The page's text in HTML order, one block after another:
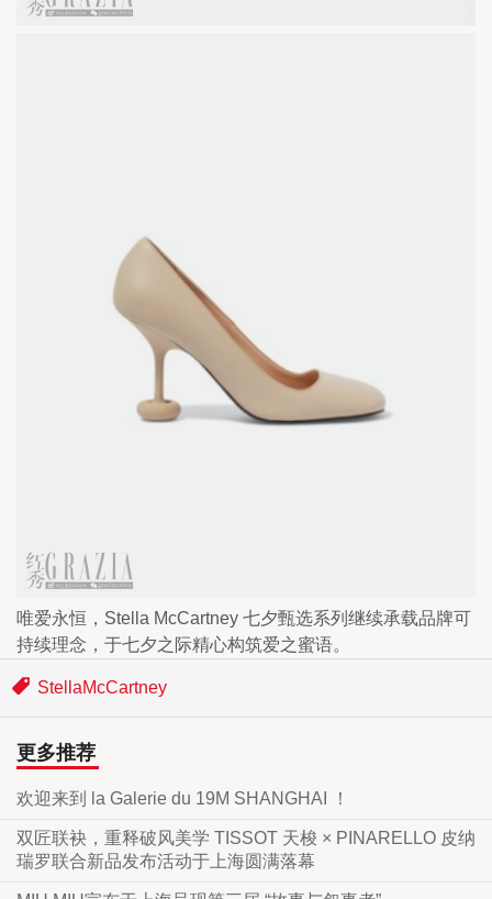
唯爱永恒，Stella McCartney 七夕甄选系列继续承载品牌可
持续理念，于七夕之际精心构筑爱之蜜语。
StellaMcCartney
更多推荐
欢迎来到 la Galerie du 19M SHANGHAI ！
双匠联袂，重释破风美学 TISSOT 天梭 × PINARELLO 皮纳
瑞罗联合新品发布活动于上海圆满落幕